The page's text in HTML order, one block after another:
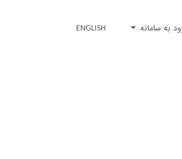
به سامانه ENGLISH